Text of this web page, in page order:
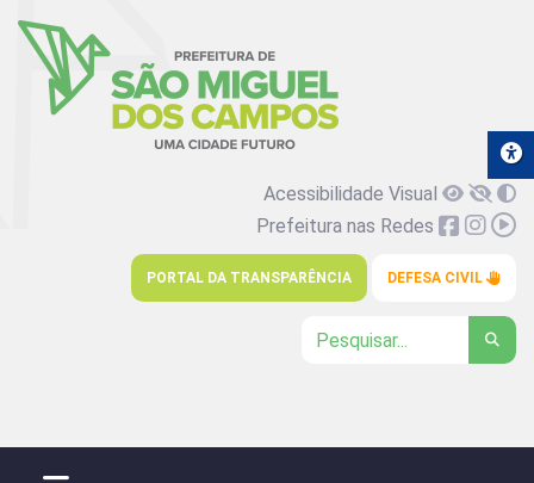
Acessibilidade Visual
Prefeitura nas Redes
PORTAL DA TRANSPARÊNCIA DEFESA CIVIL